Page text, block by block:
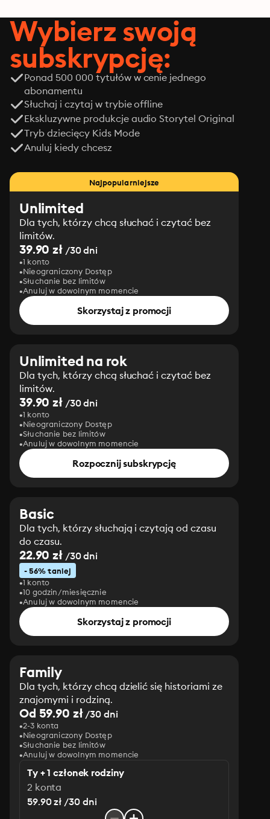
Wybierz swoją
subskrypcję:
Ponad 500 000 tytułów w cenie jednego
abonamentu
Słuchaj i czytaj w trybie offline
Ekskluzywne produkcje audio Storytel Original
Tryb dziecięcy Kids Mode
Anuluj kiedy chcesz
Najpopularniejsze
Unlimited
Dla tych, którzy chcą słuchać i czytać bez
limitów.
39.90 zł/30 dni
1 konto
Nieograniczony Dostęp
Słuchanie bez limitów
Anuluj w dowolnym momencie
Skorzystaj z promocji
Unlimited na rok
Dla tych, którzy chcą słuchać i czytać bez
limitów.
39.90 zł/30 dni
1 konto
Nieograniczony Dostęp
Słuchanie bez limitów
Anuluj w dowolnym momencie
Rozpocznij subskrypcję
Basic
Dla tych, którzy słuchają i czytają od czasu
do czasu.
22.90 zł/30 dni
- 56% taniej
1 konto
10 godzin/miesięcznie
Anuluj w dowolnym momencie
Skorzystaj z promocji
Family
Dla tych, którzy chcą dzielić się historiami ze
znajomymi i rodziną.
Od 59.90 zł/30 dni
2-3 konta
Nieograniczony Dostęp
Słuchanie bez limitów
Anuluj w dowolnym momencie
Ty + 1 członek rodziny
2 konta
59.90 zł /30 dni